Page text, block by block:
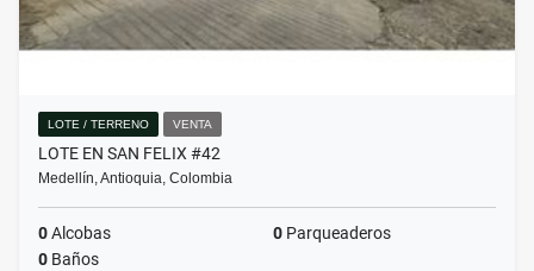
LOTE / TERRENO VENTA
LOTE EN SAN FELIX #42
Medellín, Antioquia, Colombia
0Alcobas 0 Parqueaderos
0 Baños